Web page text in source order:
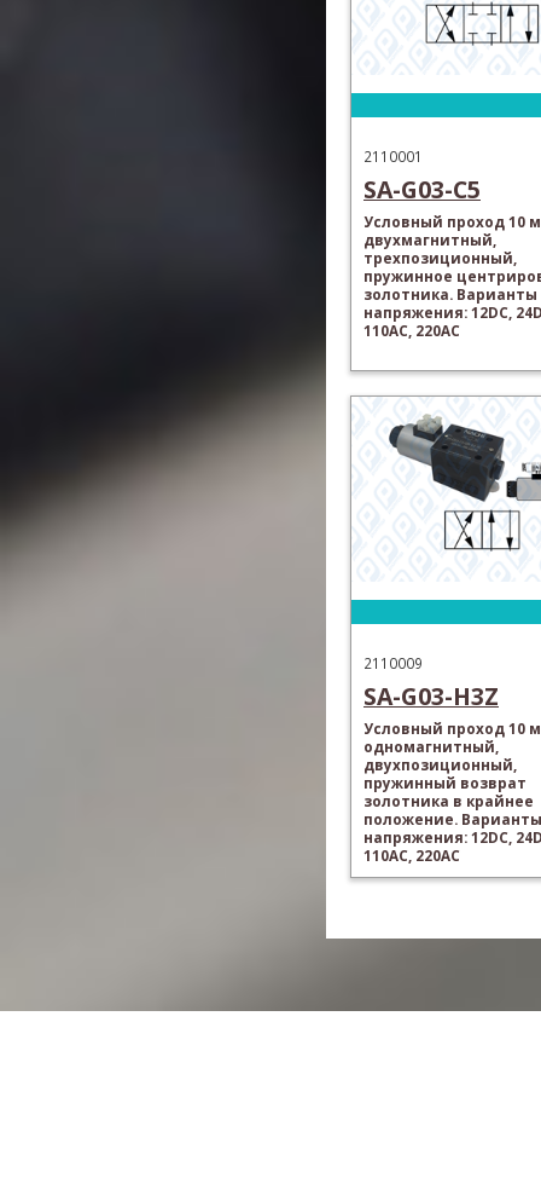
2110001
SA-G03-C5
Условный проход 10
двухмагнитный,
трехпозиционный,
пружинное
золотника. Варианты
напряжения: 12DC,
110AC, 220AC
2110009
SA-G03-H3Z
Условный проход 10
одномагнитный,
двухпозиционный,
пружинный возврат
золотника в крайнее
положение. Варианты
напряжения: 12DC,
110AC, 220AC